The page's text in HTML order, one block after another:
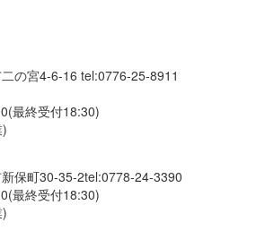
の宮4-6-16 tel:0776-25-8911
最終受付18:30)
保町30-35-2tel:0778-24-3390
最終受付18:30)